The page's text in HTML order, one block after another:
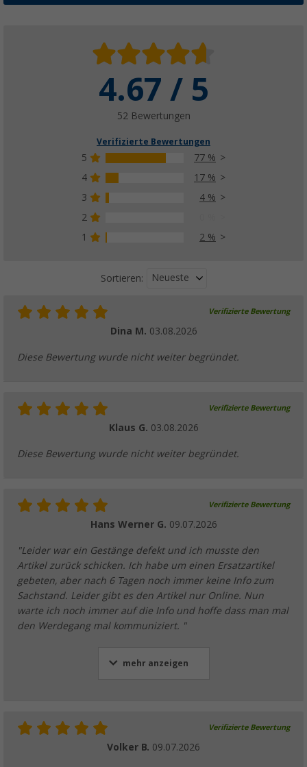
4.67 / 5
52 Bewertungen
Verifizierte Bewertungen
5
77 %
4
17 %
3
4 %
2
1
2 %
Sortieren: Neueste
Verifizierte Bewertung
Dina M. 03.08.2026
Diese Bewertung wurde nicht weiter begründet.
Verifizierte Bewertung
Klaus G. 03.08.2026
Diese Bewertung wurde nicht weiter begründet.
Verifizierte Bewertung
Hans Werner G. 09.07.2026
"Leider war ein Gestänge defekt und ich musste den
Artikel zurück schicken. Ich habe um einen Ersatzartikel
gebeten, aber nach 6 Tagen noch immer keine Info zum
Sachstand. Leider gibt es den Artikel nur Online. Nun
warte ich noch immer auf die Info und hoffe dass man mal
den Werdegang mal kommuniziert. "
mehr anzeigen
Verifizierte Bewertung
Volker B. 09.07.2026